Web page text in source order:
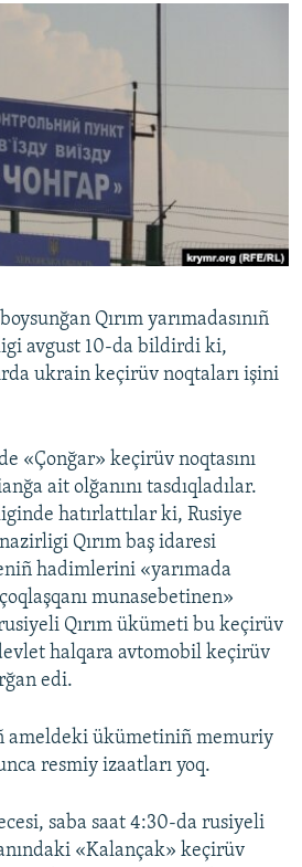
Qırım yarımadasınıñ
avgust 10-da bildirdi ki,
ukrain keçirüv noqtaları işini
«Çonğar» keçirüv noqtasını
ait olğanını tasdıqladılar.
hatırlattılar ki, Rusiye
Qırım baş idaresi
hadimlerini «yarımada
çoqlaşqanı munasebetinen»
Qırım ükümeti bu keçirüv
halqara avtomobil keçirüv
edi.
ameldeki ükümetiniñ memuriy
resmiy izaatları yoq.
saba saat 4:30-da rusiyeli
«Kalançak» keçirüv